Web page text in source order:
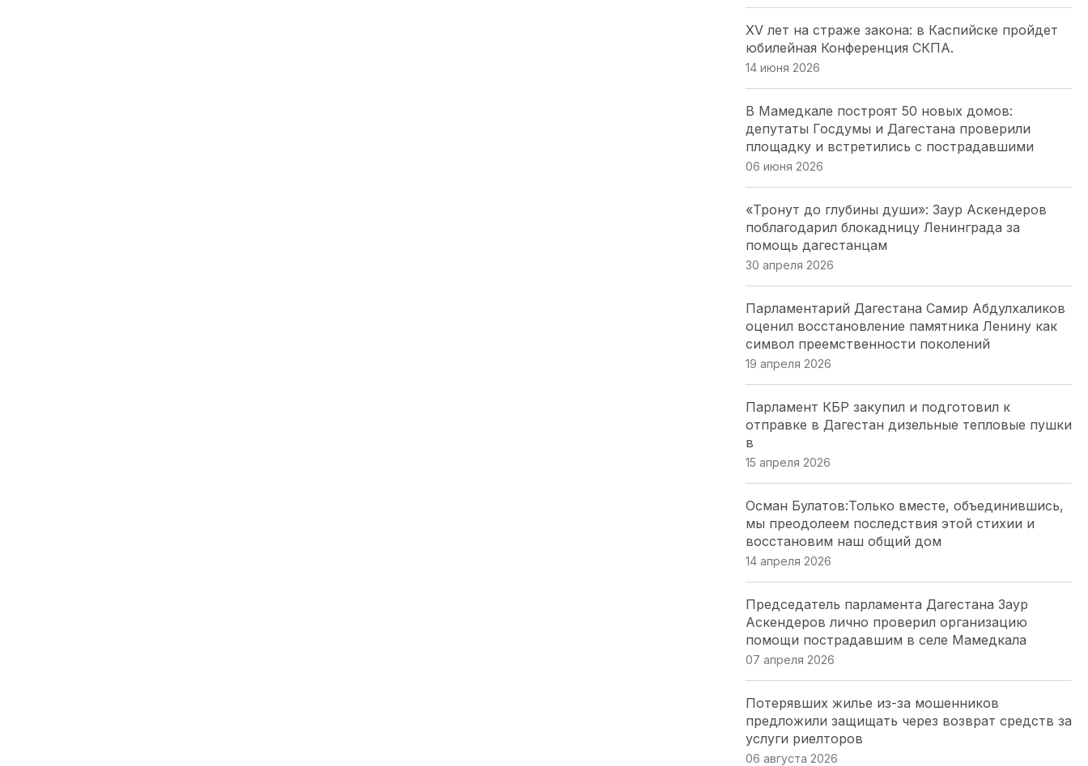
А. Ищенко . Донской парламент будет так же
настойчиво продвигать свои инициативы и в
следующем созыве ГД РФ
28 июля 2026
Депутатский наказ парламента Адыгеи: более
200 курсантов ДГТУ приняли присягу в Майкопе
28 июля 2026
«Работайте, братья!»: спикер парламента
Херсоны. Томилина обратилась к морякам-
черноморцам в День ВМФ
26 июля 2026
Депутаты Парламента Северной Осетии
оценили масштабный проект «Щит Отечества»,
охватывающий 9 тысяч школьников
25 июля 2026
Модернизация ЖКХ Кубани: Юрий Бурлачко о
привлечении бизнеса
24 июля 2026
— главное за минуту
24 июля 2026
доступной среде
23 июля 2026
23 июля 2026
Народные избранники Севастополя оценили
XV лет на страже закона: в Каспийске пройдет
юбилейная Конференция СКПА.
14 июня 2026
В Мамедкале построят 50 новых домов:
депутаты Госдумы и Дагестана проверили
площадку и встретились с пострадавшими
06 июня 2026
«Тронут до глубины души»: Заур Аскендеров
поблагодарил блокадницу Ленинграда за
помощь дагестанцам
30 апреля 2026
Парламентарий Дагестана Самир Абдулхаликов
оценил восстановление памятника Ленину как
символ преемственности поколений
19 апреля 2026
Парламент КБР закупил и подготовил к
отправке в Дагестан дизельные тепловые пушки
в
15 апреля 2026
Осман Булатов:Только вместе, объединившись,
мы преодолеем последствия этой стихии и
восстановим наш общий дом
14 апреля 2026
Председатель парламента Дагестана Заур
Аскендеров лично проверил организацию
помощи пострадавшим в селе Мамедкала
07 апреля 2026
Потерявших жилье из-за мошенников
предложили защищать через возврат средств за
услуги риелторов
06 августа 2026